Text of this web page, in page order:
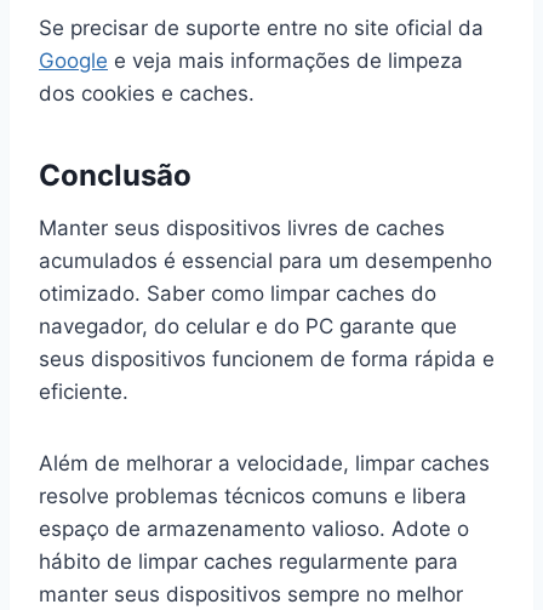
Se precisar de suporte entre no site oficial da
Google e veja mais informações de limpeza
dos cookies e caches.
Conclusão
Manter seus dispositivos livres de caches
acumulados é essencial para um desempenho
otimizado. Saber como limpar caches do
navegador, do celular e do PC garante que
seus dispositivos funcionem de forma rápida e
eficiente.
Além de melhorar a velocidade, limpar caches
resolve problemas técnicos comuns e libera
espaço de armazenamento valioso. Adote o
hábito de limpar caches regularmente para
manter seus dispositivos sempre no melhor